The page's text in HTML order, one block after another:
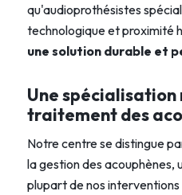
qu'audioprothésistes
technologique et proximité
une solution durable et
Une spécialisation
traitement des
Notre centre se distingue
la gestion des acouphènes,
plupart de nos